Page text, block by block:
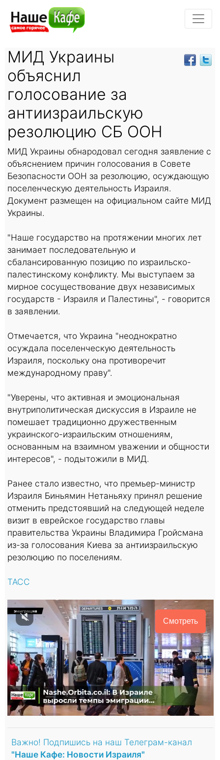
МИД Украины
объяснил
голосование за
антиизраильскую
резолюцию СБ ООН
МИД Украины обнародовал сегодня заявление с
объяснением причин голосования в Совете
Безопасности ООН за резолюцию, осуждающую
поселенческую деятельность Израиля.
Документ размещен на официальном сайте МИД
Украины.
"Наше государство на протяжении многих лет
занимает последовательную и
сбалансированную позицию по израильско-
палестинскому конфликту. Мы выступаем за
мирное сосуществование двух независимых
государств - Израиля и Палестины", - говорится
в заявлении.
Отмечается, что Украина "неоднократно
осуждала поселенческую деятельность
Израиля, поскольку она противоречит
международному праву".
"Уверены, что активная и эмоциональная
внутриполитическая дискуссия в Израиле не
помешает традиционно дружественным
украинского-израильским отношениям,
основанным на взаимном уважении и общности
интересов", - подытожили в МИД.
Ранее стало известно, что премьер-министр
Израиля Биньямин Нетаньяху принял решение
отменить предстоявший на следующей неделе
визит в еврейское государство главы
правительства Украины Владимира Гройсмана
из-за голосования Киева за антиизраильскую
резолюцию по поселениям.
ТАСС
Смотреть
Важно! Подпишись на наш Телеграм-канал
"Наше Кафе: Новости Израиля"